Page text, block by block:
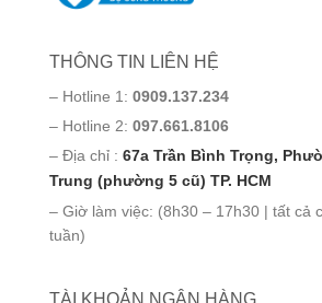
THÔNG TIN LIÊN HỆ
– Hotline 1: 0909.137.234
– Hotline 2: 097.661.8106
– Địa chỉ : 67a Trần Bình Trọng,
Trung (phường 5 cũ) TP. HCM
– Giờ làm việc: (8h30 – 17h30 | tất cả
tuần)